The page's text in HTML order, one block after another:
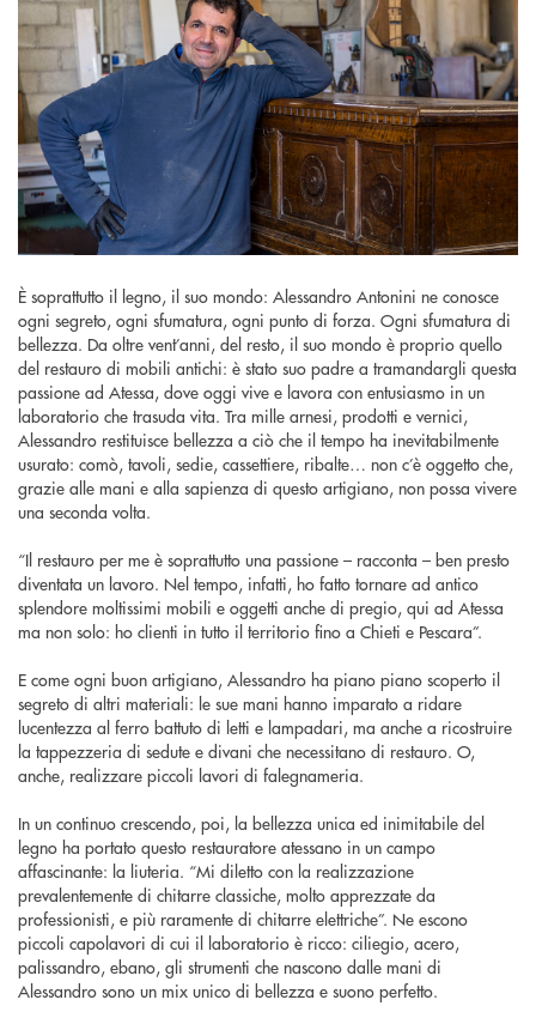
È soprattutto il legno, il suo mondo: Alessandro Antonini ne conosce
ogni segreto, ogni sfumatura, ogni punto di forza. Ogni sfumatura di
bellezza. Da oltre vent’anni, del resto, il suo mondo è proprio quello
del restauro di mobili antichi: è stato suo padre a tramandargli questa
passione ad Atessa, dove oggi vive e lavora con entusiasmo in un
laboratorio che trasuda vita. Tra mille arnesi, prodotti e vernici,
Alessandro restituisce bellezza a ciò che il tempo ha inevitabilmente
usurato: comò, tavoli, sedie, cassettiere, ribalte… non c’è oggetto che,
grazie alle mani e alla sapienza di questo artigiano, non possa vivere
una seconda volta.
“Il restauro per me è soprattutto una passione – racconta – ben presto
diventata un lavoro. Nel tempo, infatti, ho fatto tornare ad antico
splendore moltissimi mobili e oggetti anche di pregio, qui ad Atessa
ma non solo: ho clienti in tutto il territorio fino a Chieti e Pescara”.
E come ogni buon artigiano, Alessandro ha piano piano scoperto il
segreto di altri materiali: le sue mani hanno imparato a ridare
lucentezza al ferro battuto di letti e lampadari, ma anche a ricostruire
la tappezzeria di sedute e divani che necessitano di restauro. O,
anche, realizzare piccoli lavori di falegnameria.
In un continuo crescendo, poi, la bellezza unica ed inimitabile del
legno ha portato questo restauratore atessano in un campo
affascinante: la liuteria. “Mi diletto con la realizzazione
prevalentemente di chitarre classiche, molto apprezzate da
professionisti, e più raramente di chitarre elettriche”. Ne escono
piccoli capolavori di cui il laboratorio è ricco: ciliegio, acero,
palissandro, ebano, gli strumenti che nascono dalle mani di
Alessandro sono un mix unico di bellezza e suono perfetto.